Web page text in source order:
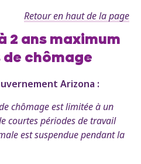
Retour en haut de la page
2 ans maximum
chômage
Arizona :
chômage est limitée à un
courtes périodes de travail
est suspendue pendant la